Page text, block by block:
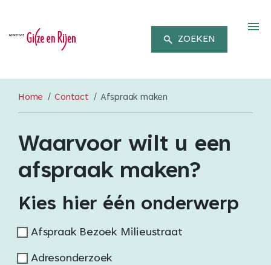
ZOEKEN
Home Contact Afspraak maken
Waarvoor wilt u een
afspraak maken?
Kies hier één onderwerp
Afspraak Bezoek Milieustraat
Adresonderzoek